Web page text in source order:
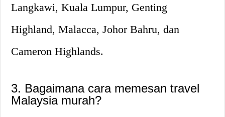
Langkawi, Kuala Lumpur, Genting
Highland, Malacca, Johor Bahru, dan
Cameron Highlands.
3. Bagaimana cara memesan travel
Malaysia murah?